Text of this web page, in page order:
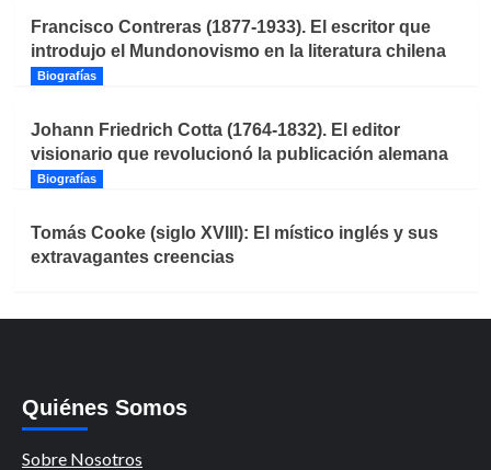
Francisco Contreras (1877-1933). El escritor que
introdujo el Mundonovismo en la literatura chilena
Biografías
Johann Friedrich Cotta (1764-1832). El editor
visionario que revolucionó la publicación alemana
Biografías
Tomás Cooke (siglo XVIII): El místico inglés y sus
extravagantes creencias
Quiénes Somos
Sobre Nosotros